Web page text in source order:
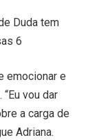
emocionar e
vou dar
a carga de
Adriana.